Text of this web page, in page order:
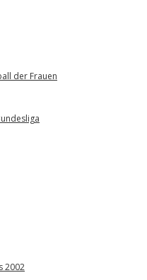
der Frauen
2002